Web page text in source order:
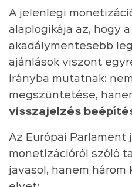
A jelenlegi
alaplogikája az, hogy
akadálymentesebb
ajánlások viszont
irányba mutatnak:
megszüntetése,
visszajelzés
Az Európai Parlament
monetizációról szóló
javasol, hanem